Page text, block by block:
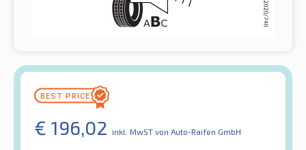
€ 196,02 inkl. MwST von Auto-Raifen GmbH